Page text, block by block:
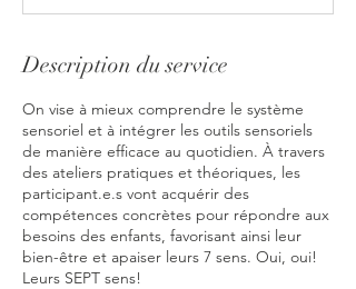
n
Description du service
On vise à mieux comprendre le système
sensoriel et à intégrer les outils sensoriels
de manière efficace au quotidien. À travers
des ateliers pratiques et théoriques, les
participant.e.s vont acquérir des
compétences concrètes pour répondre aux
besoins des enfants, favorisant ainsi leur
bien-être et apaiser leurs 7 sens. Oui, oui!
Leurs SEPT sens!